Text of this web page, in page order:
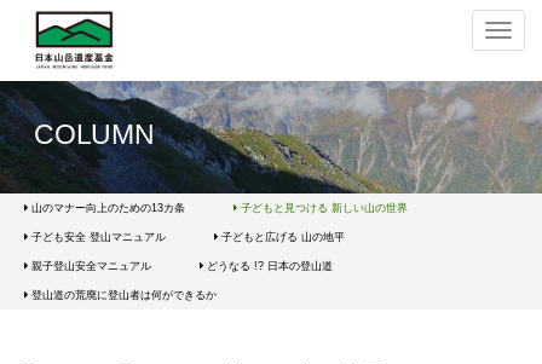
ナ
ビ
ー
シ
ョ
ン
の
COLUMN
山のマナー向上のための13カ条 子どもと見つける 新しい山の世界
子ども安全 登山マニュアル 子どもと広げる 山の地平
親子登山安全マニュアル どうなる !? 日本の登山道
登山道の荒廃に登山者は何ができるか